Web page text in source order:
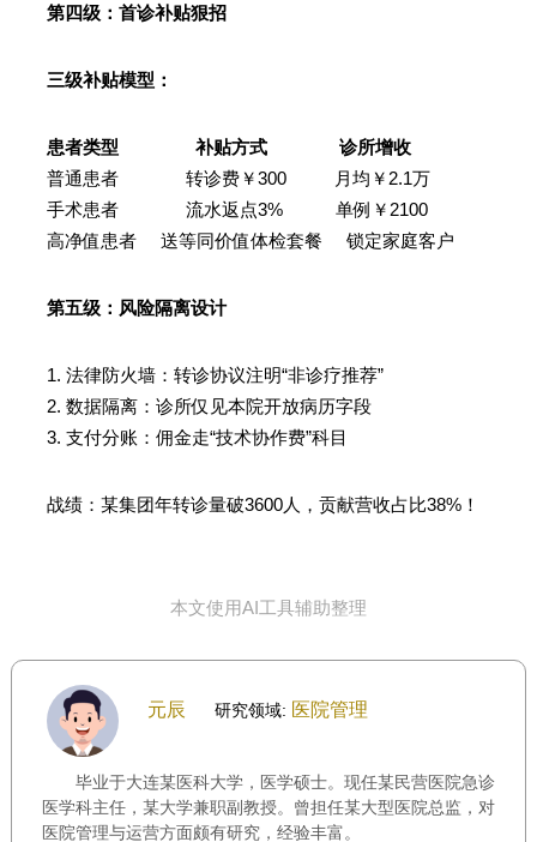
第四级：首诊补贴狠招
三级补贴模型：
患者类型 补贴方式 诊所增收
普通患者 转诊费￥300 月均￥2.1万
手术患者 流水返点3% 单例￥2100
高净值患者 送等同价值体检套餐 锁定家庭客户
第五级：风险隔离设计
1. 法律防火墙：转诊协议注明“非诊疗推荐”
2. 数据隔离：诊所仅见本院开放病历字段
3. 支付分账：佣金走“技术协作费”科目
战绩：某集团年转诊量破3600人，贡献营收占比38%！
本文使用AI工具辅助整理
元辰 研究领域: 医院管理
毕业于大连某医科大学，医学硕士。现任某民营医院急诊
医学科主任，某大学兼职副教授。曾担任某大型医院总监，对
医院管理与运营方面颇有研究，经验丰富。